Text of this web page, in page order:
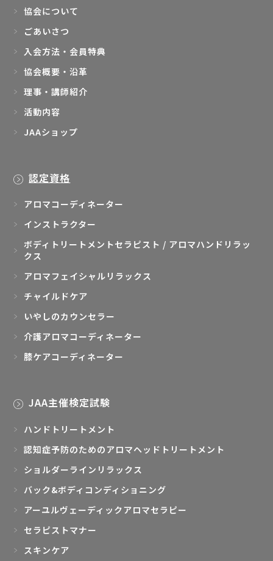
協会について
ごあいさつ
入会方法・会員特典
協会概要・沿革
理事・講師紹介
活動内容
JAAショップ
認定資格
アロマコーディネーター
インストラクター
ボディトリートメントセラピスト / アロマハンドリラッ
クス
アロマフェイシャルリラックス
チャイルドケア
いやしのカウンセラー
介護アロマコーディネーター
膝ケアコーディネーター
JAA主催検定試験
ハンドトリートメント
認知症予防のためのアロマヘッドトリートメント
ショルダーラインリラックス
バック&ボディコンディショニング
アーユルヴェーディックアロマセラピー
セラピストマナー
スキンケア